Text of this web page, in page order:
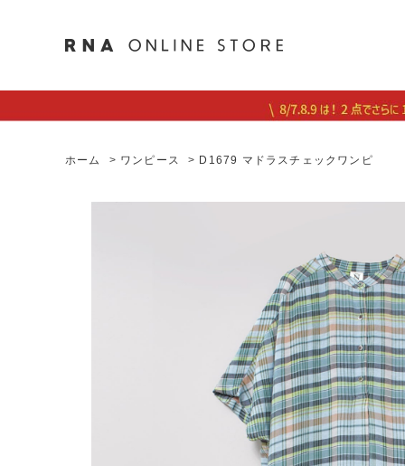
ホーム > ワンピース > D1679 マドラスチェックワンピ